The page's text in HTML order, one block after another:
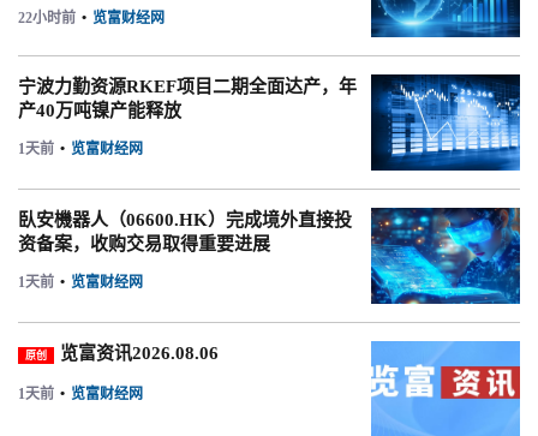
22小时前 • 览富财经网
宁波力勤资源RKEF项目二期全面达产，年
产40万吨镍产能释放
1天前 • 览富财经网
臥安機器人（06600.HK）完成境外直接投
资备案，收购交易取得重要进展
1天前 • 览富财经网
原创 览富资讯2026.08.06
1天前 • 览富财经网